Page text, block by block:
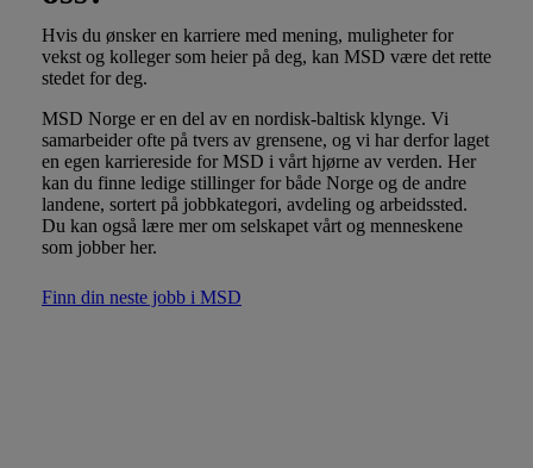
Hvis du ønsker en karriere med mening, muligheter for
vekst og kolleger som heier på deg, kan MSD være det rette
stedet for deg.
MSD Norge er en del av en nordisk-baltisk klynge. Vi
samarbeider ofte på tvers av grensene, og vi har derfor laget
en egen karriereside for MSD i vårt hjørne av verden. Her
kan du finne ledige stillinger for både Norge og de andre
landene, sortert på jobbkategori, avdeling og arbeidssted.
Du kan også lære mer om selskapet vårt og menneskene
som jobber her.
Finn din neste jobb i MSD